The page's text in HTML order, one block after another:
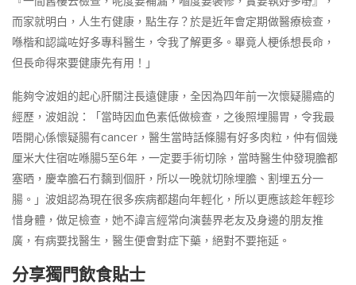
而家就明白，人生冇健康，點生存？於是近年會定期做醫療檢查，
喺楷和認識咗好多專科醫生，令我了解更多。畢竟人梗係想長命，
但長命得來要健康先有用！」
能夠令波姐的起心肝關注長遠健康，全因為四年前一次懷疑腸癌的
經歷，波姐說：「當時因血色素低做檢查，之後照埋腸胃，令我最
唔開心係懷疑腸有cancer，醫生當時話條腸有好多肉粒，仲有個幾
厘米大住宿咗喺腸5至6年，一定要手術切除，當時醫生仲發現膽都
塞晒，慶幸膽石冇黐到個肝，所以一晚就切除埋膽、割埋五分一
腸。」波姐認為現在很多疾病都趨向年輕化，所以更應該趁年輕珍
惜身體，做足檢查，她不諱言經常向演藝界老友及身邊的朋友推
廣，有病要找醫生，醫生便會對症下藥，絕對不要拖延。
分享獨門飲食貼士